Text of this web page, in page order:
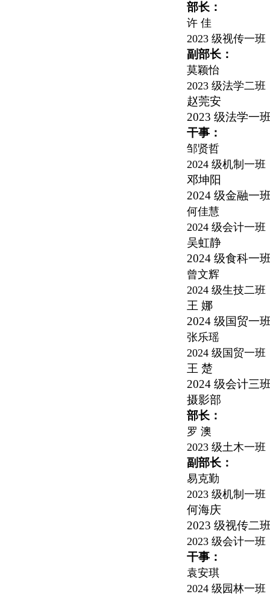
部长：
许 佳
2023 级视传一班
副部长：
莫颖怡
2023 级法学二班
赵莞安
2023 级法学一
干事：
邹贤哲
2024 级机制一班
邓坤阳
2024 级金融一
何佳慧
2024 级会计一班
吴虹静
2024 级食科一
曾文辉
2024 级生技二班
王 娜
2024 级国贸一
张乐瑶
2024 级国贸一班
王 楚
2024 级会计三
摄影部
部长：
罗 澳
2023 级土木一班
副部长：
易克勤
2023 级机制一班
何海庆
2023 级视传二
2023 级会计一班
干事：
袁安琪
2024 级园林一班